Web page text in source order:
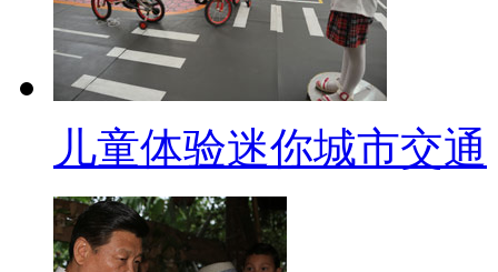
捷、经济、那么在便捷经济里
制中心，是成品油需要量最多
址在安宁是综合各方条件决定
铁路西线出昆明的第一站。【
毕竟将来炼油厂建成以后，它
儿童体验迷你城市交通